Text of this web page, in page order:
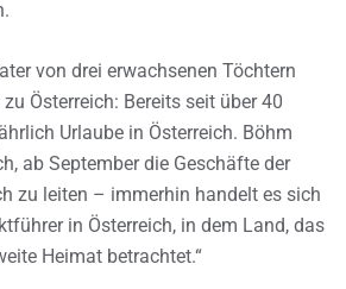
von drei erwachsenen Töchtern
Österreich: Bereits seit über 40
Urlaube in Österreich. Böhm
ab September die Geschäfte der
zu leiten – immerhin handelt es sich
in Österreich, in dem Land, das
Heimat betrachtet.“